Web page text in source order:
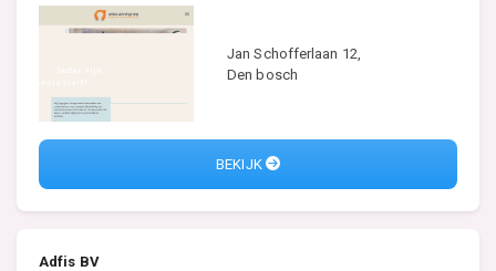
Jan Schofferlaan 12,
Den bosch
BEKIJK
Adfis BV